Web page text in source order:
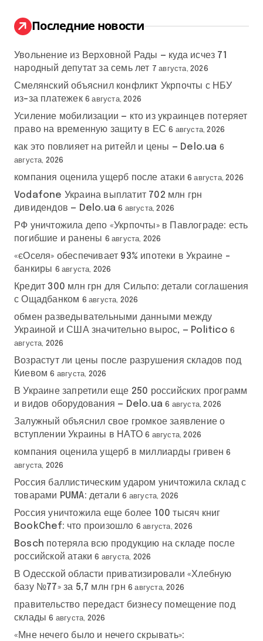
:
Последние новости
Увольнение из Верховной Рады — куда исчез 71
народный депутат за семь лет 7 августа, 2026
Смелянский объяснил конфликт Укрпочты с НБУ
из-за платежек 6 августа, 2026
Усиление мобилизации — кто из украинцев потеряет
право на временную защиту в ЕС 6 августа, 2026
как это повлияет на ритейл и цены — Delo.ua 6
августа, 2026
компания оценила ущерб после атаки 6 августа, 2026
Vodafone Украина выплатит 702 млн грн
дивидендов — Delo.ua 6 августа, 2026
РФ уничтожила депо «Укрпочты» в Павлограде: есть
погибшие и ранены 6 августа, 2026
«єОселя» обеспечивает 93% ипотеки в Украине –
банкиры 6 августа, 2026
Кредит 300 млн грн для Сильпо: детали соглашения
с Ощадбанком 6 августа, 2026
обмен разведывательными данными между
Украиной и США значительно вырос, — Politico 6
августа, 2026
Возрастут ли цены после разрушения складов под
Киевом 6 августа, 2026
В Украине запретили еще 250 российских программ
и видов оборудования — Delo.ua 6 августа, 2026
Залужный объяснил свое громкое заявление о
вступлении Украины в НАТО 6 августа, 2026
компания оценила ущерб в миллиарды гривен 6
августа, 2026
Россия баллистическим ударом уничтожила склад с
товарами PUMA: детали 6 августа, 2026
Россия уничтожила еще более 100 тысяч книг
BookChef: что произошло 6 августа, 2026
Bosch потеряла всю продукцию на складе после
российской атаки 6 августа, 2026
В Одесской области приватизировали «Хлебную
базу №77» за 5,7 млн грн 6 августа, 2026
правительство передаст бизнесу помещение под
склады 6 августа, 2026
«Мне нечего было и нечего скрывать»: